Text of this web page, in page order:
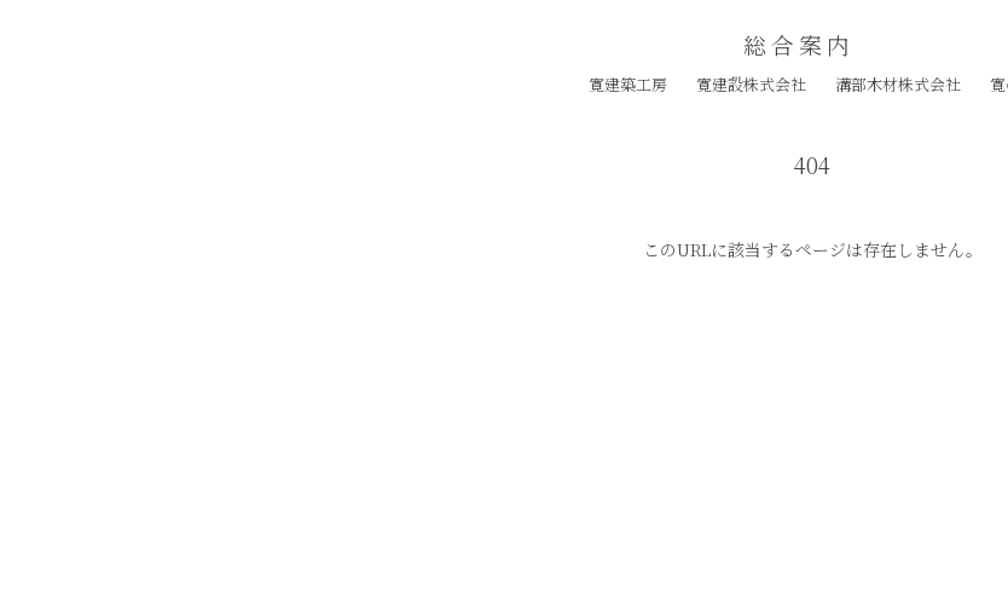
総合案内
寛建築工房 寛建設株式会社 溝部木材株式会社
404
このURLに該当するページは存在しません。